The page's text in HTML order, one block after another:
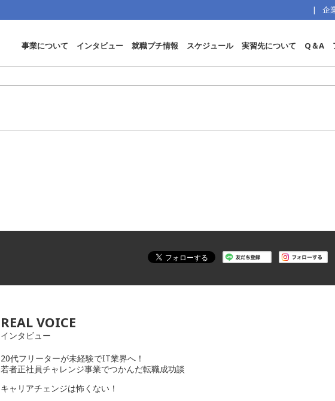
企
事業について インタビュー 就職プチ情報 スケジュール 実習先について Q＆A
REAL VOICE
インタビュー
20代フリーターが未経験でIT業界へ！
若者正社員チャレンジ事業でつかんだ転職成功談
キャリアチェンジは怖くない！